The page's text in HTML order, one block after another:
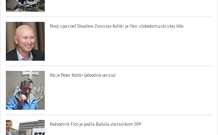
Nový spasiteľ Slovákov Zoroslav Kollár je člen slobodomurárskej lóže
Kto je Peter Kotlár (pôvodná verzia)
Podvodník Fico je podľa Babiša vlastníkom SPP